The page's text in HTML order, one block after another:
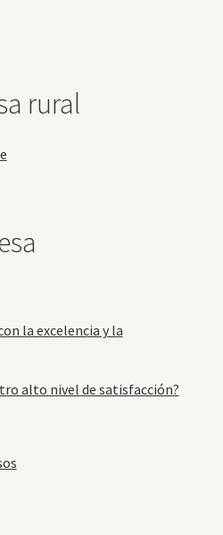
rural
la excelencia y la
alto nivel de satisfacción?